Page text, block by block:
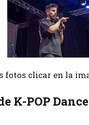
fotos clicar en la
K-POP